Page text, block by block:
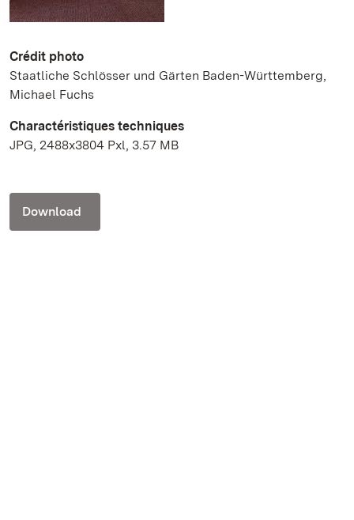
Crédit photo
Staatliche Schlösser und Gärten Baden-Württemberg,
Michael Fuchs
Charactéristiques techniques
JPG, 2488x3804 Pxl, 3.57 MB
Download